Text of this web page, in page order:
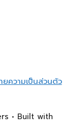
ยความเป็นส่วนตัว
• Built with